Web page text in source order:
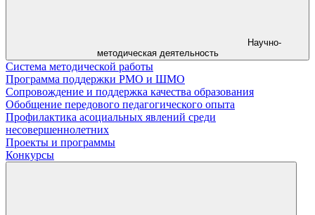
Научно-
методическая деятельность
Система методической работы
Программа поддержки РМО и ШМО
Сопровождение и поддержка качества образования
Обобщение передового педагогического опыта
Профилактика асоциальных явлений среди
несовершеннолетних
Проекты и программы
Конкурсы